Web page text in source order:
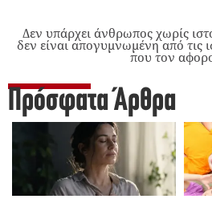
Δεν υπάρχει άνθρωπος χωρίς
δεν είναι απογυμνωμένη από τις
που τον
Πρόσφατα Άρθρα